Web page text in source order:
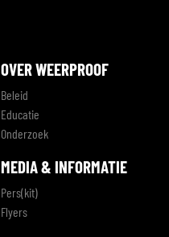
OVER WEERPROOF
Beleid
Educatie
Onderzoek
MEDIA & INFORMATIE
Pers(kit)
Flyers